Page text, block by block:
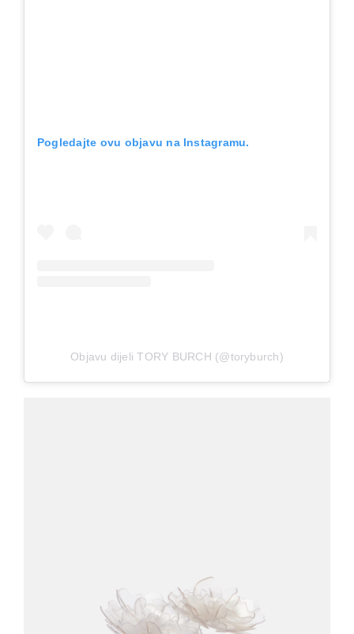
Pogledajte ovu objavu na Instagramu.
Objavu dijeli TORY BURCH (@toryburch)